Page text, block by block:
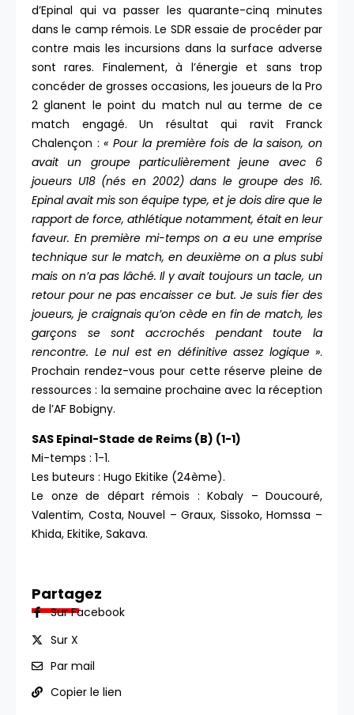
d’Epinal qui va passer les quarante-cinq minutes
dans le camp rémois. Le SDR essaie de procéder par
contre mais les incursions dans la surface adverse
sont rares. Finalement, à l’énergie et sans trop
concéder de grosses occasions, les joueurs de la Pro
2 glanent le point du match nul au terme de ce
match engagé. Un résultat qui ravit Franck
Chalençon : « Pour la première fois de la saison, on
avait un groupe particulièrement jeune avec 6
joueurs U18 (nés en 2002) dans le groupe des 16.
Epinal avait mis son équipe type, et je dois dire que le
rapport de force, athlétique notamment, était en leur
faveur. En première mi-temps on a eu une emprise
technique sur le match, en deuxième on a plus subi
mais on n’a pas lâché. Il y avait toujours un tacle, un
retour pour ne pas encaisser ce but. Je suis fier des
joueurs, je craignais qu’on cède en fin de match, les
garçons se sont accrochés pendant toute la
rencontre. Le nul est en définitive assez logique ».
Prochain rendez-vous pour cette réserve pleine de
ressources : la semaine prochaine avec la réception
de l’AF Bobigny.
SAS Epinal-Stade de Reims (B) (1-1)
Mi-temps : 1-1.
Les buteurs : Hugo Ekitike (24ème).
Le onze de départ rémois : Kobaly – Doucouré,
Valentim, Costa, Nouvel – Graux, Sissoko, Homssa –
Khida, Ekitike, Sakava.
Partagez
Sur Facebook
Sur X
Par mail
Copier le lien